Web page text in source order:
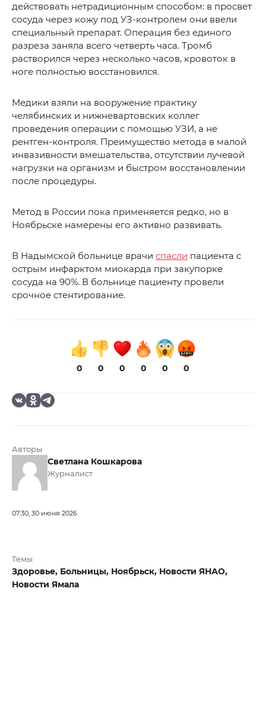
действовать нетрадиционным способом: в просвет
сосуда через кожу под УЗ-контролем они ввели
специальный препарат. Операция без единого
разреза заняла всего четверть часа. Тромб
растворился через несколько часов, кровоток в
ноге полностью восстановился.
Медики взяли на вооружение практику
челябинских и нижневартовских коллег
проведения операции с помощью УЗИ, а не
рентген-контроля. Преимущество метода в малой
инвазивности вмешательства, отсутствии лучевой
нагрузки на организм и быстром восстановлении
после процедуры.
Метод в России пока применяется редко, но в
Ноябрьске намерены его активно развивать.
В Надымской больнице врачи спасли пациента с
острым инфарктом миокарда при закупорке
сосуда на 90%. В больнице пациенту провели
срочное стентирование.
0 0 0 0 0 0
Авторы
Светлана Кошкарова
Журналист
07:30, 30 июня 2026
Темы
Здоровье, Больницы, Ноябрьск, Новости ЯНАО,
Новости Ямала